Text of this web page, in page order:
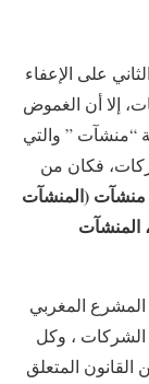
على الإعفاء
إلا أن الغموض
“منشآت ” والتي
فكان من
منشآت (المنشآت
المنشآت
المغربي
، وكل
هو الإحالة المشار إليها في المادة 40 من القانون المتعلق